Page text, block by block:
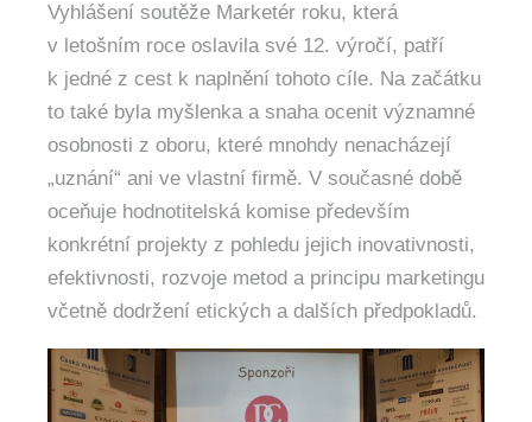
Vyhlášení soutěže Marketér roku, která
v letošním roce oslavila své 12. výročí, patří
k jedné z cest k naplnění tohoto cíle. Na začátku
to také byla myšlenka a snaha ocenit významné
osobnosti z oboru, které mnohdy nenacházejí
„uznání“ ani ve vlastní firmě. V současné době
oceňuje hodnotitelská komise především
konkrétní projekty z pohledu jejich inovativnosti,
efektivnosti, rozvoje metod a principu marketingu
včetně dodržení etických a dalších předpokladů.